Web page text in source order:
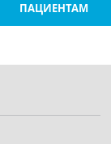
ПАЦИЕНТАМ